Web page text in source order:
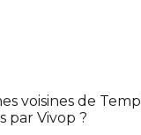
voisines de
par Vivop ?